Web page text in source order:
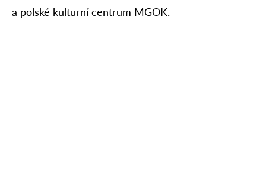
a polské kulturní centrum MGOK.